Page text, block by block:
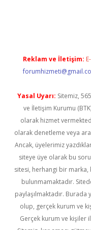
Reklam ve İletişim:
Yasal Uyarı: Sitemiz,
ve İletişim Kurumu
olarak hizmet
olarak denetleme veya
Ancak, üyelerimiz
siteye üye olarak bu
sitesi, herhangi bir marka,
bulunmamaktadır.
paylaşılmaktadır.
olup, gerçek kurum ve
Gerçek kurum ve kişiler